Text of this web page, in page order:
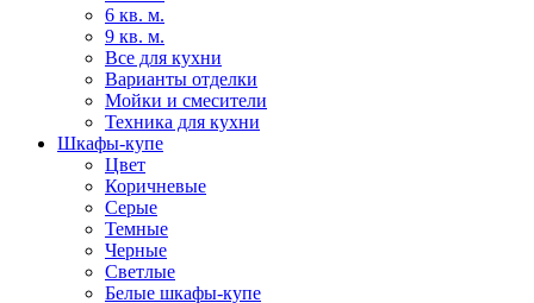
6 кв. м.
9 кв. м.
Все для кухни
Варианты отделки
Мойки и смесители
Техника для кухни
Шкафы-купе
Цвет
Коричневые
Серые
Темные
Черные
Светлые
Белые шкафы-купе